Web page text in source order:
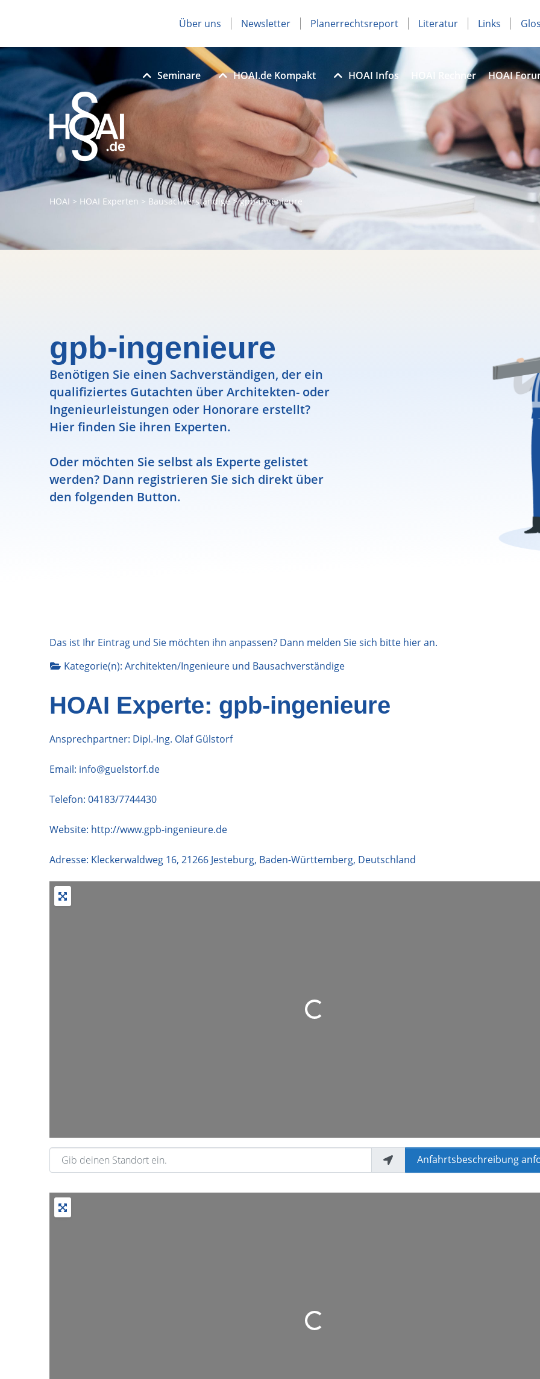
Über uns Newsletter Planerrechtsreport Literatur Links
Seminare HOAI.de Kompakt HOAI Infos HOAI Rechner HOAI
HOAI > HOAI Experten > Bausachverständige>gpb-ingenieure
gpb-ingenieure
Benötigen Sie einen Sachverständigen, der ein
qualifiziertes Gutachten über Architekten- oder
Ingenieurleistungen oder Honorare erstellt?
Hier finden Sie ihren Experten.
Oder möchten Sie selbst als Experte gelistet
werden? Dann registrieren Sie sich direkt über
den folgenden Button.
Das ist Ihr Eintrag und Sie möchten ihn anpassen? Dann melden Sie sich bitte hieran.
Kategorie(n): Architekten/Ingenieure und Bausachverständige
HOAI Experte: gpb-ingenieure
Ansprechpartner: Dipl.-Ing. Olaf Gülstorf
Email: info@guelstorf.de
Telefon: 04183/7744430
Website: http://www.gpb-ingenieure.de
Adresse: Kleckerwaldweg 16, 21266 Jesteburg, Baden-Württemberg, Deutschland
Wird geladen …
Gib deinen Standort ein. Anfahrtsbeschreibung
Wird geladen …